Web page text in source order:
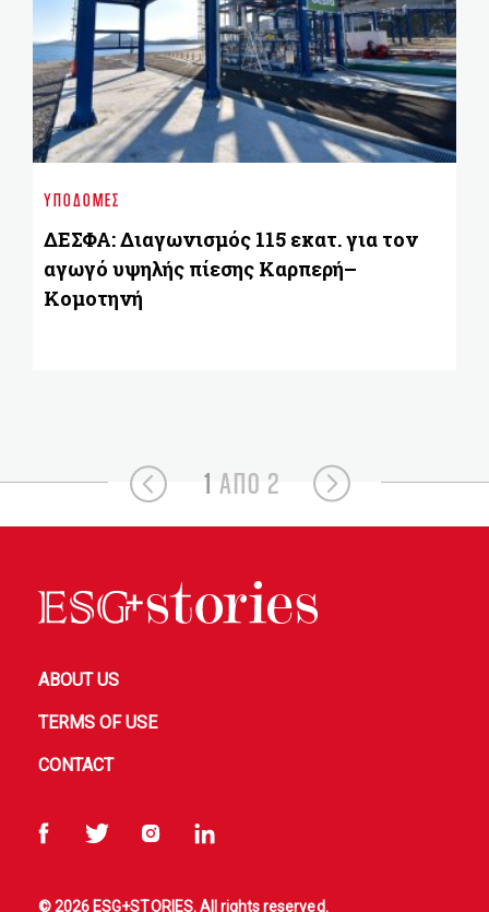
ΥΠΟΔΟΜΈΣ
ΔΕΣΦΑ: Διαγωνισμός 115 εκατ. για τον
αγωγό υψηλής πίεσης Καρπερή–
Κομοτηνή
1 ΑΠΟ 2
ABOUT US
TERMS OF USE
CONTACT
© 2026 ESG+STORIES. All rights reserved.